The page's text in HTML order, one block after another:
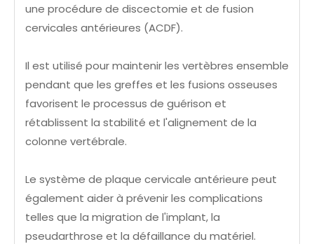
une procédure de discectomie et de fusion
cervicales antérieures (ACDF).
Il est utilisé pour maintenir les vertèbres ensemble
pendant que les greffes et les fusions osseuses
favorisent le processus de guérison et
rétablissent la stabilité et l'alignement de la
colonne vertébrale.
Le système de plaque cervicale antérieure peut
également aider à prévenir les complications
telles que la migration de l'implant, la
pseudarthrose et la défaillance du matériel.